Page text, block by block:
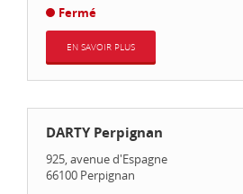
Fermé
EN SAVOIR PLUS
DARTY Perpignan
925, avenue d'Espagne
66100 Perpignan